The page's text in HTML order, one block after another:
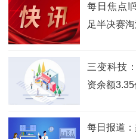
每日焦点!
足半决赛
三变科技
资余额3.35
每日报道